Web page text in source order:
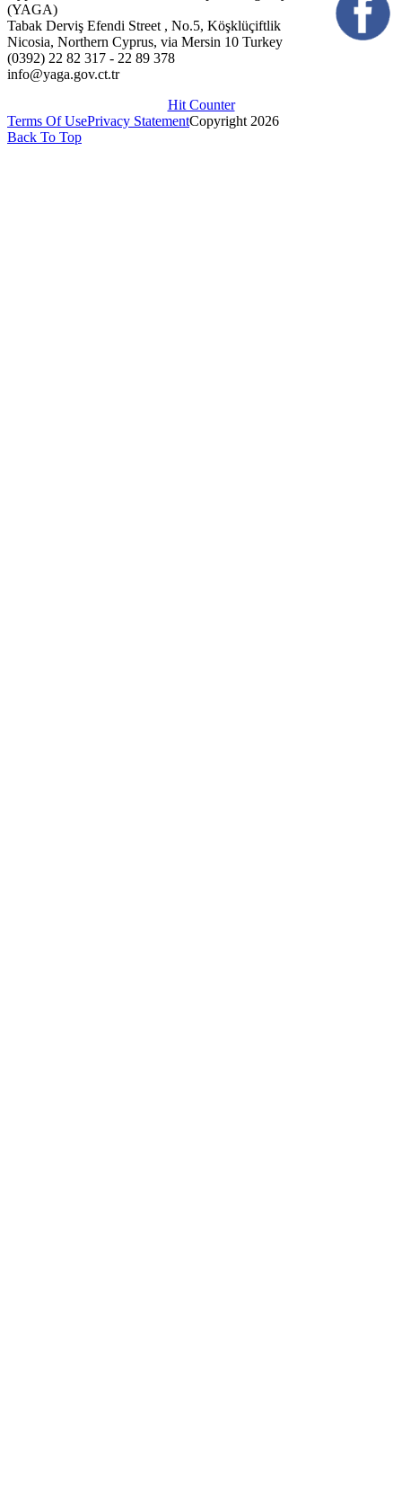
(YAGA)
Tabak Derviş Efendi Street , No.5, Köşklüçiftlik
Nicosia, Northern Cyprus, via Mersin 10 Turkey
(0392) 22 82 317 - 22 89 378
info@yaga.gov.ct.tr
Hit Counter
Terms Of UsePrivacy StatementCopyright 2026
Back To Top